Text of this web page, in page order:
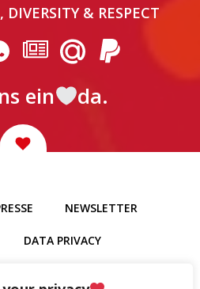
& RESPECT
ein da.
NEWSLETTER
DATA PRIVACY